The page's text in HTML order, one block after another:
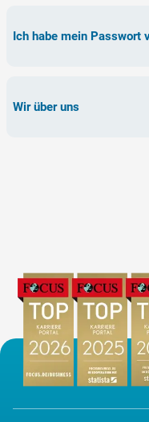
Ich habe mein Passwort
Wir über uns